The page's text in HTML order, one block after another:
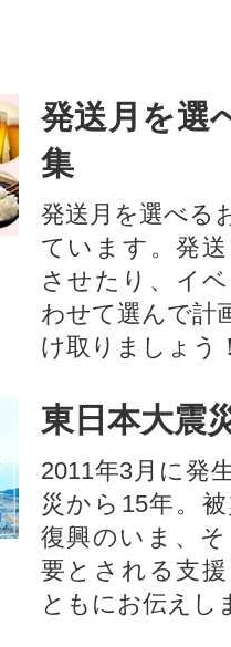
発送月を選
集
発送月を選べる
ています。発
させたり、イ
わせて選んで計
け取りましょう
東日本大震
2011年3月に発
災から15年。
復興のいま、
要とされる支
ともにお伝えし